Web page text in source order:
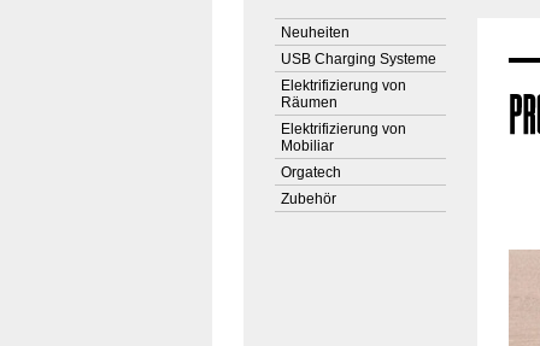
Neuheiten
USB Charging Systeme
Elektrifizierung von
Räumen
Elektrifizierung von
Mobiliar
Orgatech
Zubehör